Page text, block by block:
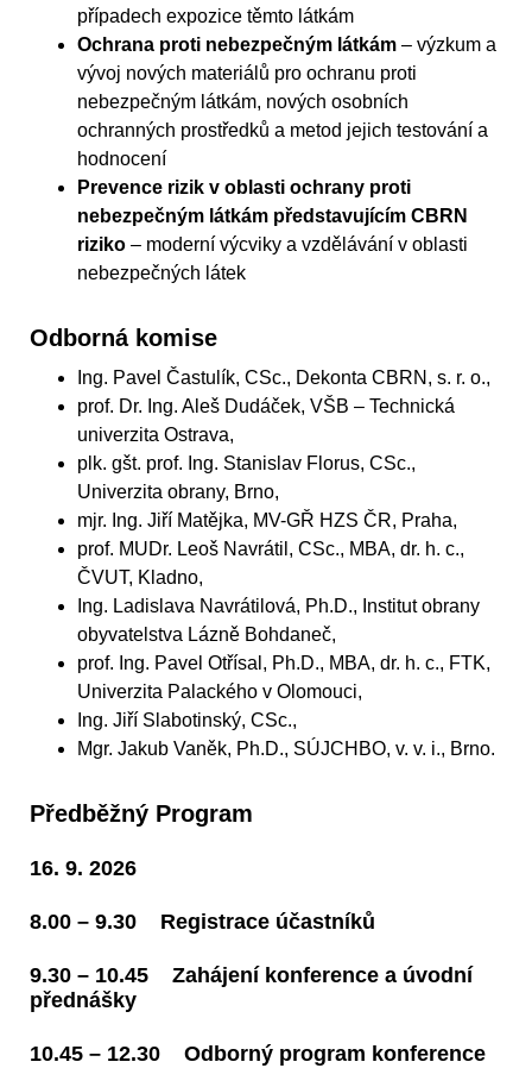
případech expozice těmto látkám
Ochrana proti nebezpečným látkám – výzkum a
vývoj nových materiálů pro ochranu proti
nebezpečným látkám, nových osobních
ochranných prostředků a metod jejich testování a
hodnocení
Prevence rizik v oblasti ochrany proti
nebezpečným látkám představujícím CBRN
riziko – moderní výcviky a vzdělávání v oblasti
nebezpečných látek
Odborná komise
Ing. Pavel Častulík, CSc., Dekonta CBRN, s. r. o.,
prof. Dr. Ing. Aleš Dudáček, VŠB – Technická
univerzita Ostrava,
plk. gšt. prof. Ing. Stanislav Florus, CSc.,
Univerzita obrany, Brno,
mjr. Ing. Jiří Matějka, MV-GŘ HZS ČR, Praha,
prof. MUDr. Leoš Navrátil, CSc., MBA, dr. h. c.,
ČVUT, Kladno,
Ing. Ladislava Navrátilová, Ph.D., Institut obrany
obyvatelstva Lázně Bohdaneč,
prof. Ing. Pavel Otřísal, Ph.D., MBA, dr. h. c., FTK,
Univerzita Palackého v Olomouci,
Ing. Jiří Slabotinský, CSc.,
Mgr. Jakub Vaněk, Ph.D., SÚJCHBO, v. v. i., Brno.
Předběžný Program
16. 9. 2026
8.00 – 9.30 Registrace účastníků
9.30 – 10.45 Zahájení konference a úvodní
přednášky
10.45 – 12.30 Odborný program konference